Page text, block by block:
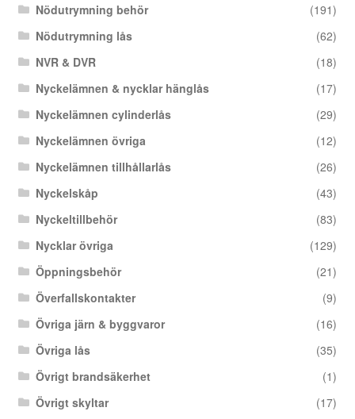
Nödutrymning behör
(191)
Nödutrymning lås
(62)
NVR & DVR
(18)
Nyckelämnen & nycklar hänglås
(17)
Nyckelämnen cylinderlås
(29)
Nyckelämnen övriga
(12)
Nyckelämnen tillhållarlås
(26)
Nyckelskåp
(43)
Nyckeltillbehör
(83)
Nycklar övriga
(129)
Öppningsbehör
(21)
Överfallskontakter
(9)
Övriga järn & byggvaror
(16)
Övriga lås
(35)
Övrigt brandsäkerhet
(1)
Övrigt skyltar
(17)